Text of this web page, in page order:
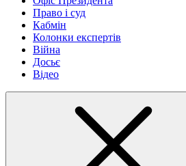
Право і суд
Кабмін
Колонки експертів
Війна
Досьє
Відео